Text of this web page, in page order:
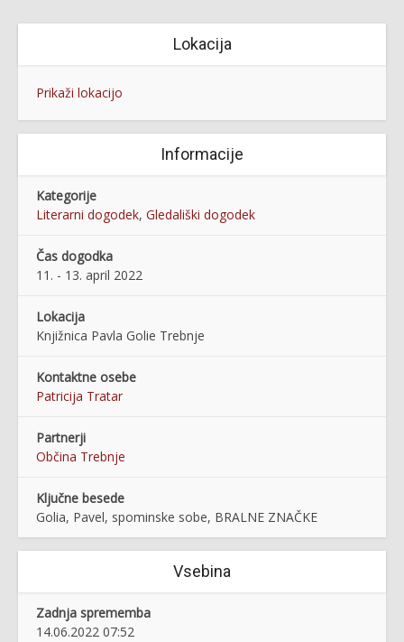
Lokacija
Prikaži lokacijo
Informacije
Kategorije
Literarni dogodek, Gledališki dogodek
Čas dogodka
11. - 13. april 2022
Lokacija
Knjižnica Pavla Golie Trebnje
Kontaktne osebe
Patricija Tratar
Partnerji
Občina Trebnje
Ključne besede
Golia, Pavel, spominske sobe, BRALNE ZNAČKE
Vsebina
Zadnja sprememba
14.06.2022 07:52